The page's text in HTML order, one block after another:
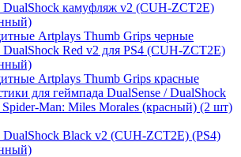
DualShock камуфляж v2 (CUH-ZCT2E)
Artplays Thumb Grips черные
Red v2 для PS4 (CUH-ZCT2E)
Artplays Thumb Grips красные
для геймпада DualSense / DualShock
Man: Miles Morales (красный) (2 шт)
DualShock Black v2 (CUH-ZCT2E) (PS4)